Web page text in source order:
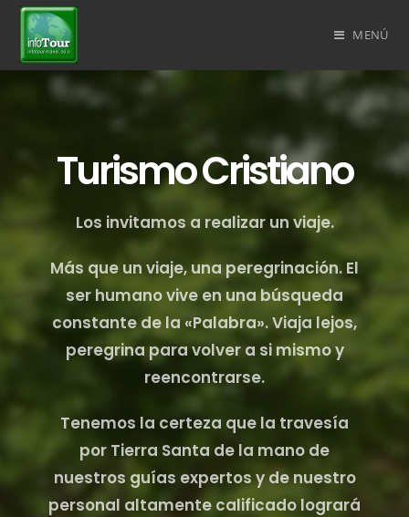
MENÚ
Turismo Cristiano
Los invitamos a realizar un viaje.
Más que un viaje, una peregrinación. El
ser humano vive en una búsqueda
constante de la «Palabra». Viaja lejos,
peregrina para volver a si mismo y
reencontrarse.
Tenemos la certeza que la travesía
por Tierra Santa de la mano de
nuestros guías expertos y de nuestro
personal altamente calificado logrará